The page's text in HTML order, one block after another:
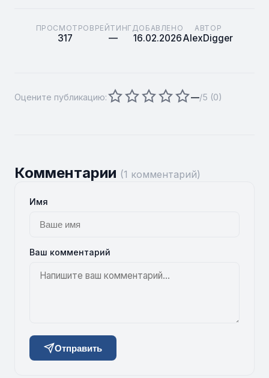
ПРОСМОТРОВ
317
РЕЙТИНГ
—
ДОБАВЛЕНО
16.02.2026
АВТОР
AlexDigger
Оцените публикацию: —/5 (0)
Комментарии (1 комментарий)
Имя
Ваш комментарий
Отправить